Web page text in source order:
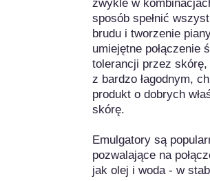
zwykle w
sposób spełnić
brudu i tworzenie
umiejętne połączenie
tolerancji przez
z bardzo łagodnym,
produkt o dobrych
skórę.
Emulgatory są
pozwalające na
jak olej i woda - w